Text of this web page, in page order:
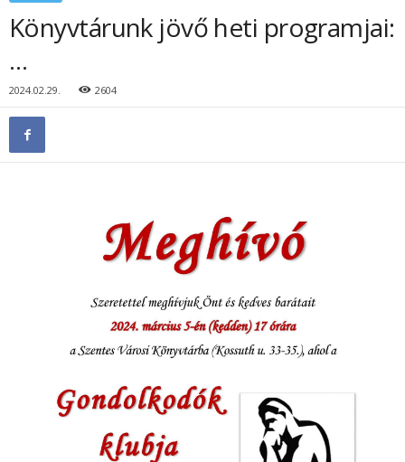
Könyvtárunk jövő heti programjai:
…
2024.02.29. 2604